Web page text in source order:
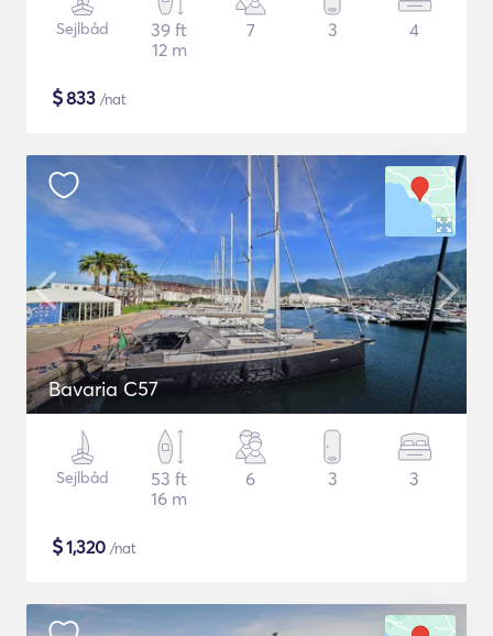
Sejlbåd
39 ft
12 m
7 3 4
$833 /nat
Bavaria C57
Sejlbåd
53 ft
16 m
6 3 3
$1,320 /nat